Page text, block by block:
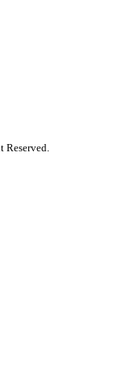
Reserved.